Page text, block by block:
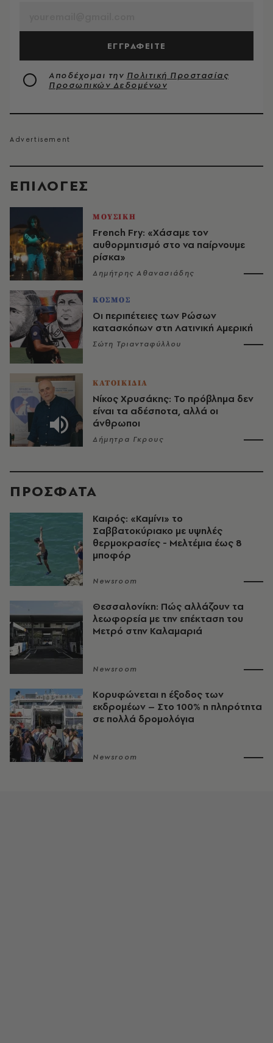
EΠΙΛΟΓΈΣ
ΜΟΥΣΙΚΗ
French Fry: «Χάσαμε τον
αυθορμητισμό στο να παίρνουμε
ρίσκα»
Δημήτρης Αθανασιάδης
ΚΟΣΜΟΣ
Οι περιπέτειες των Ρώσων
κατασκόπων στη Λατινική Αμερική
Σώτη Τριανταφύλλου
ΚΑΤΟΙΚΙΔΙΑ
Νίκος Χρυσάκης: Το πρόβλημα δεν
είναι τα αδέσποτα, αλλά οι
άνθρωποι
Δήμητρα Γκρους
ΕΓΓΡΑΦΕΙΤΕ
Αποδέχομαι την Πολιτική Προστασίας
Προσωπικών Δεδομένων
ΠΡΟΣΦΑΤΑ
Καιρός: «Καμίνι» το
Σαββατοκύριακο με υψηλές
θερμοκρασίες - Mελτέμια έως 8
μποφόρ
Newsroom
Θεσσαλονίκη: Πώς αλλάζουν τα
λεωφορεία με την επέκταση του
Μετρό στην Καλαμαριά
Newsroom
Κορυφώνεται η έξοδος των
εκδρομέων – Στο 100% η πληρότητα
σε πολλά δρομολόγια
Newsroom